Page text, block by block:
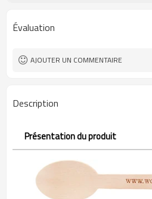
Logo
Usage
Évaluation
AJOUTER UN COMMENTAIRE
Description
Présentation du produit